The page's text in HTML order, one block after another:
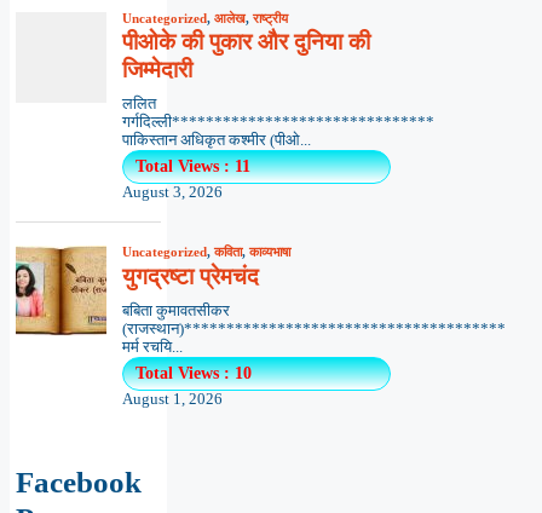
Uncategorized, आलेख,राष्ट्रीय
पीओके की पुकार और दुनिया की
जिम्मेदारी
ललित
गर्गदिल्ली*******************************
पाकिस्तान अधिकृत कश्मीर (पीओ...
Total Views : 11
August 3, 2026
Uncategorized,कविता,काव्यभाषा
युगद्रष्टा प्रेमचंद
बबिता कुमावतसीकर
(राजस्थान)**************************************
मर्म रचयि...
Total Views : 10
August 1, 2026
Facebook